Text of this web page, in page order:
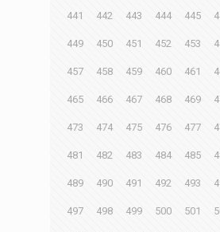
441 442 443 444 445
449 450 451 452 453
457 458 459 460 461
465 466 467 468 469
473 474 475 476 477
481 482 483 484 485
489 490 491 492 493
497 498 499 500 501